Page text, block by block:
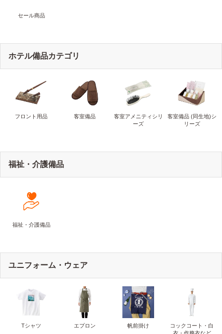
セール商品
ホテル備品カテゴリ
フロント用品 客室備品
客室アメニティシリ
ーズ
客室備品 (同生地)シ
リーズ
福祉・介護備品
福祉・介護備品
ユニフォーム・ウェア
Tシャツ エプロン 帆前掛け
コックコート・白
衣・作務衣など